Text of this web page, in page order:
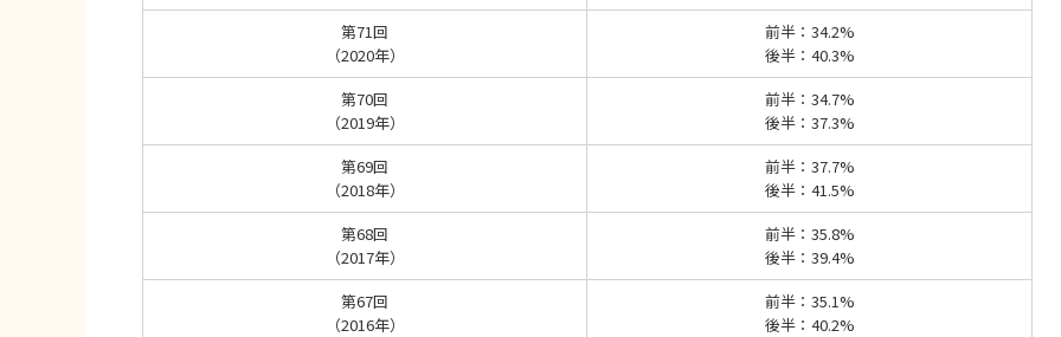
第71回
（2020年）
前半：34.2%
後半：40.3%
第70回
（2019年）
前半：34.7%
後半：37.3%
第69回
（2018年）
前半：37.7%
後半：41.5%
第68回
（2017年）
前半：35.8%
後半：39.4%
第67回
（2016年）
前半：35.1%
後半：40.2%